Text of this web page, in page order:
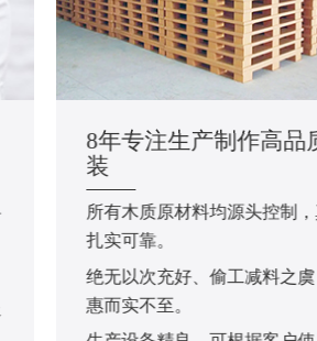
8年专注生产制作高品
装
所有木质原材料均源头控制，
扎实可靠。
绝无以次充好、偷工减料之
惠而实不至。